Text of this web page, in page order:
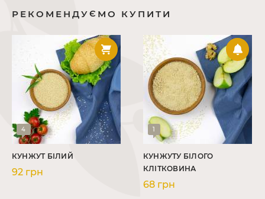
РЕКОМЕНДУЄМО КУПИТИ
4
КУНЖУТ БІЛИЙ
92 грн
1
КУНЖУТУ БІЛОГО
КЛІТКОВИНА
68 грн